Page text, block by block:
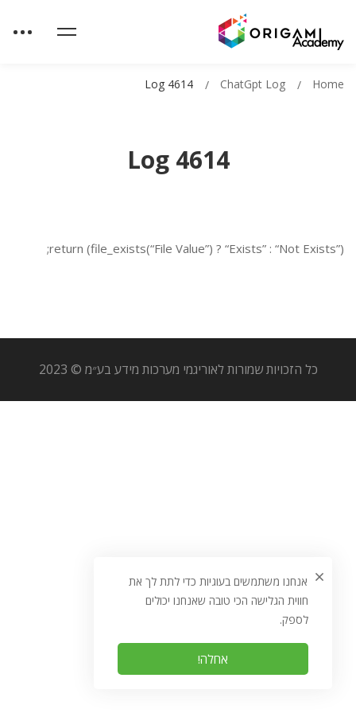
Log 4614
Home
ChatGpt Log
Log 4614
return (file_exists(“File Value”) ? “Exists” : “Not Exists”);
כל הזכויות שמורות לאוריגמי מערכות מידע בע״מ © 2023
אנחנו משתמשים בעוגיות כדי לתת לך את
חווית הגלישה הכי טובה שאנחנו יכולים
לספק.
אחלה!